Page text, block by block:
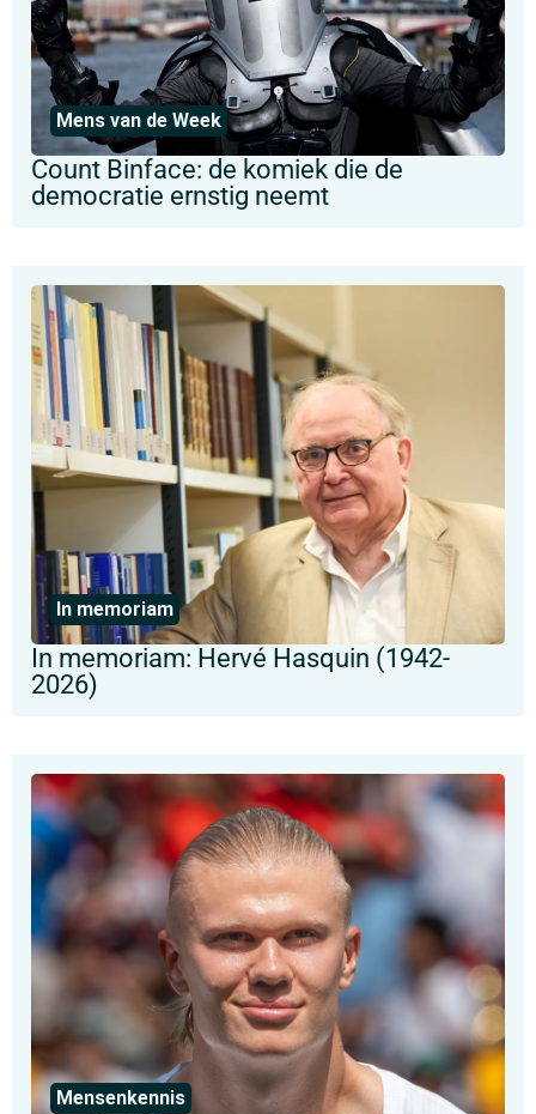
Mens van de Week
Count Binface: de komiek die de
democratie ernstig neemt
In memoriam
In memoriam: Hervé Hasquin (1942-
2026)
Mensenkennis